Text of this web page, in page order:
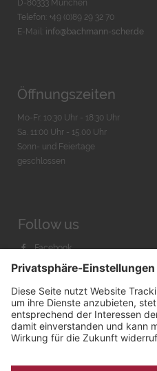
D-80333 München
Telefon: +49 (0)89 29 32 70
E-Mail: info@bachmann-scher.de
Öffnungszeiten
Mo-Fr. 10:30 Uhr - 18:30 Uhr
Sa. 11:00 Uhr - 15.00 Uhr
Sonn- und Feiertage
geschlossen
Follow us
Facebook
Instagram
Youtube